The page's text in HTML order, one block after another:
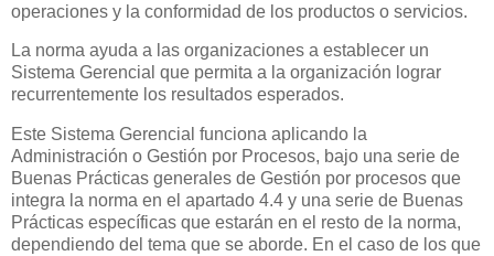
operaciones y la conformidad de los productos o servicios.
La norma ayuda a las organizaciones a establecer un
Sistema Gerencial que permita a la organización lograr
recurrentemente los resultados esperados.
Este Sistema Gerencial funciona aplicando la
Administración o Gestión por Procesos, bajo una serie de
Buenas Prácticas generales de Gestión por procesos que
integra la norma en el apartado 4.4 y una serie de Buenas
Prácticas específicas que estarán en el resto de la norma,
dependiendo del tema que se aborde. En el caso de los que